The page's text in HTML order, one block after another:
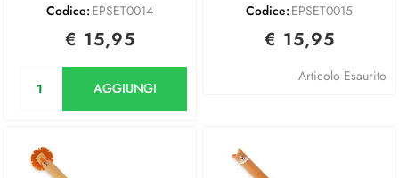
Codice: EPSET0014
€ 15,95
AGGIUNGI
Codice: EPSET0015
€ 15,95
Articolo Esaurito